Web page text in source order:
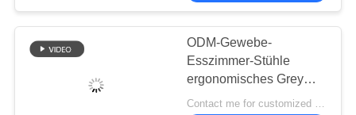
ODM-Gewebe-
Esszimmer-Stühle
ergonomisches Grey
Upholstered Dining
Contact me for customized MOQ:10